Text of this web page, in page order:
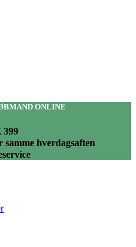
ONLINE
399
samme hverdagsaften